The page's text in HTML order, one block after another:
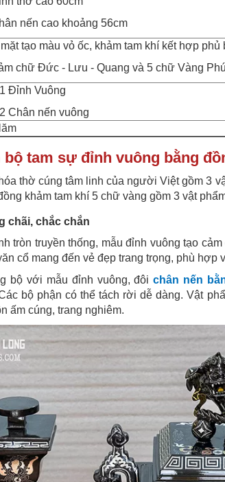
nến cao khoảng 56cm
tạo màu vỏ ốc, khảm tam khí kết hợp phủ
chữ Đức - Lưu - Quang và 5 chữ Vàng
Đỉnh Vuông
Chân nến vuông
tam sự đỉnh vuông bằng
thờ cúng tâm linh của người Việt gồm 3
khảm tam khí 5 chữ vàng gồm 3 vật
chãi, chắc chắn
tròn truyền thống, mẫu đỉnh vuông tạo
cổ mang đến vẻ đẹp trang trọng, phù
bộ với mẫu đỉnh vuông, đôichân nến
bộ phận có thể tách rời dễ dàng. Vật
ấm cúng, trang nghiêm.